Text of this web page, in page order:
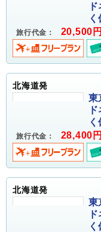
旅行代金： 20,500
北海道発
東
旅行代金： 28,400
北海道発
東